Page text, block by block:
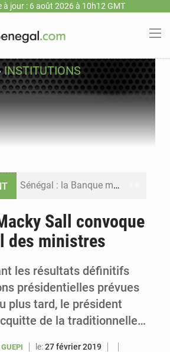
à jour : 6 août 2026 à 10h12 GMT
INSTITUTIONS
Sénégal : la Banque mondiale annonce un financement de 340 milliards FCFA pour soutenir les priorités de la Vision Sénégal 2050
Sénégal : le niveau du fleuve Sénégal poursuit sa montée à Podor, les autorités appellent à la vigilance
Sénégal : Ousmane Diagne prêtera serment le 11 août comme président du Conseil constitutionnel
Sall convoque
des ministres
les résultats définitifs
présidentielles prévues
plus tard, le président
de la traditionnelle…
le:27 février 2019